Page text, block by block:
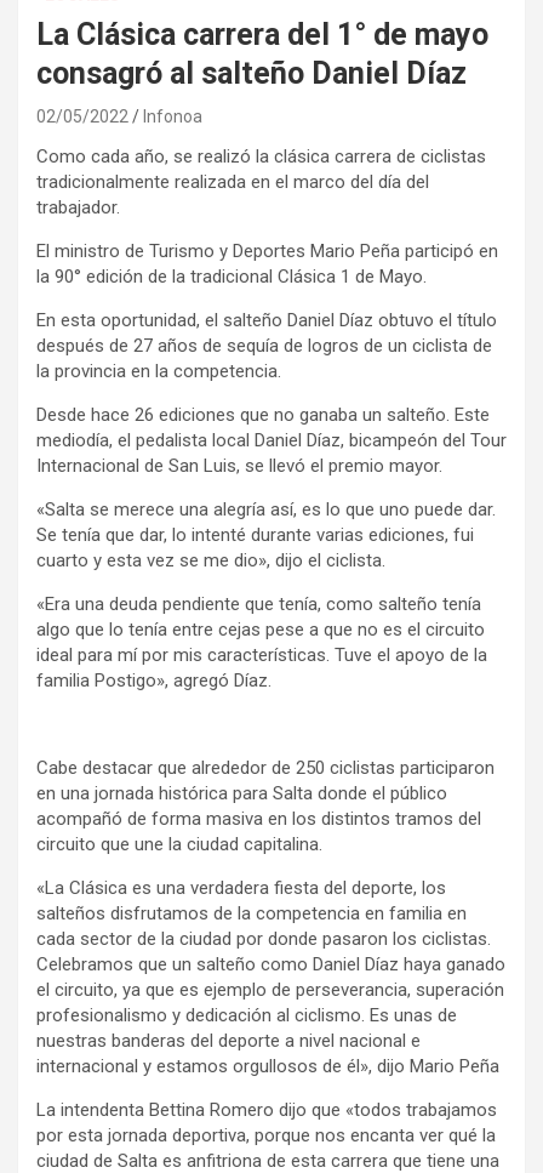
La Clásica carrera del 1° de mayo
consagró al salteño Daniel Díaz
02/05/2022 Infonoa
Como cada año, se realizó la clásica carrera de ciclistas
tradicionalmente realizada en el marco del día del
trabajador.
El ministro de Turismo y Deportes Mario Peña participó en
la 90° edición de la tradicional Clásica 1 de Mayo.
En esta oportunidad, el salteño Daniel Díaz obtuvo el título
después de 27 años de sequía de logros de un ciclista de
la provincia en la competencia.
Desde hace 26 ediciones que no ganaba un salteño. Este
mediodía, el pedalista local Daniel Díaz, bicampeón del Tour
Internacional de San Luis, se llevó el premio mayor.
«Salta se merece una alegría así, es lo que uno puede dar.
Se tenía que dar, lo intenté durante varias ediciones, fui
cuarto y esta vez se me dio», dijo el ciclista.
«Era una deuda pendiente que tenía, como salteño tenía
algo que lo tenía entre cejas pese a que no es el circuito
ideal para mí por mis características. Tuve el apoyo de la
familia Postigo», agregó Díaz.
Cabe destacar que alrededor de 250 ciclistas participaron
en una jornada histórica para Salta donde el público
acompañó de forma masiva en los distintos tramos del
circuito que une la ciudad capitalina.
«La Clásica es una verdadera fiesta del deporte, los
salteños disfrutamos de la competencia en familia en
cada sector de la ciudad por donde pasaron los ciclistas.
Celebramos que un salteño como Daniel Díaz haya ganado
el circuito, ya que es ejemplo de perseverancia, superación
profesionalismo y dedicación al ciclismo. Es unas de
nuestras banderas del deporte a nivel nacional e
internacional y estamos orgullosos de él», dijo Mario Peña
La intendenta Bettina Romero dijo que «todos trabajamos
por esta jornada deportiva, porque nos encanta ver qué la
ciudad de Salta es anfitriona de esta carrera que tiene una